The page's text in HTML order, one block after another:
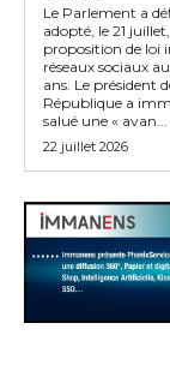
Le Parlement a
adopté, le 21
proposition de loi
réseaux sociaux
ans. Le président
République a
salué une « avan...
22 juillet 2026